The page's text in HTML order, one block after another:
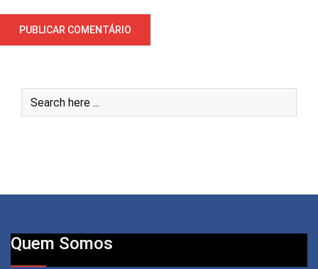
Quem Somos